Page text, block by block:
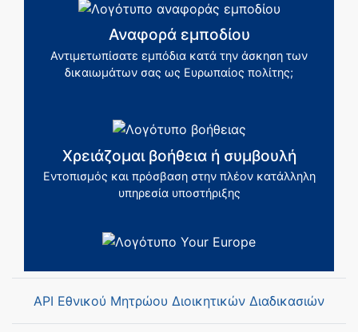
Αναφορά εμποδίου
Αντιμετωπίσατε εμπόδια κατά την άσκηση των
δικαιωμάτων σας ως Ευρωπαίος πολίτης;
Χρειάζομαι βοήθεια ή συμβουλή
Εντοπισμός και πρόσβαση στην πλέον κατάλληλη
υπηρεσία υποστήριξης
API Εθνικού Μητρώου Διοικητικών Διαδικασιών